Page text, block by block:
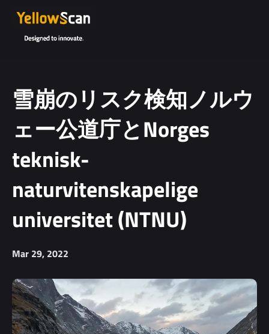
雪崩のリスク検知ノルウ
ェー公道庁とNorges
teknisk-
naturvitenskapelige
universitet (NTNU)
Mar 29, 2022
Project
receive
YellowScan's
I agree to the
processing
of my
personal
data.*